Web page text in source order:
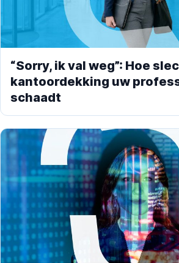
“Sorry, ik val weg”: Hoe
kantoordekking uw
schaadt